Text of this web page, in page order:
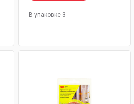
В упаковке 3